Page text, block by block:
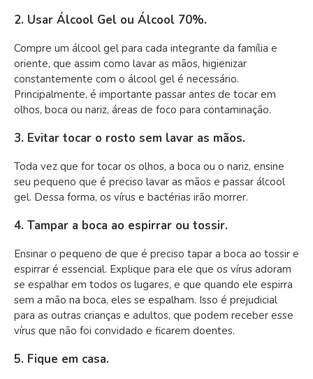
2. Usar Álcool Gel ou Álcool 70%.
Compre um álcool gel para cada integrante da família e
oriente, que assim como lavar as mãos, higienizar
constantemente com o álcool gel é necessário.
Principalmente, é importante passar antes de tocar em
olhos, boca ou nariz, áreas de foco para contaminação.
3. Evitar tocar o rosto sem lavar as mãos.
Toda vez que for tocar os olhos, a boca ou o nariz, ensine
seu pequeno que é preciso lavar as mãos e passar álcool
gel. Dessa forma, os vírus e bactérias irão morrer.
4. Tampar a boca ao espirrar ou tossir.
Ensinar o pequeno de que é preciso tapar a boca ao tossir e
espirrar é essencial. Explique para ele que os vírus adoram
se espalhar em todos os lugares, e que quando ele espirra
sem a mão na boca, eles se espalham. Isso é prejudicial
para as outras crianças e adultos, que podem receber esse
vírus que não foi convidado e ficarem doentes.
5. Fique em casa.